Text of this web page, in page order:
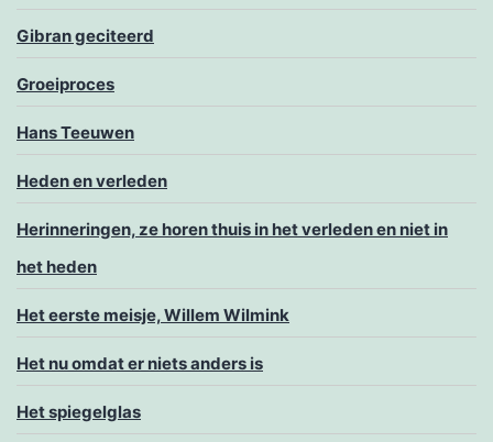
Gibran geciteerd
Groeiproces
Hans Teeuwen
Heden en verleden
Herinneringen, ze horen thuis in het verleden en niet in
het heden
Het eerste meisje, Willem Wilmink
Het nu omdat er niets anders is
Het spiegelglas